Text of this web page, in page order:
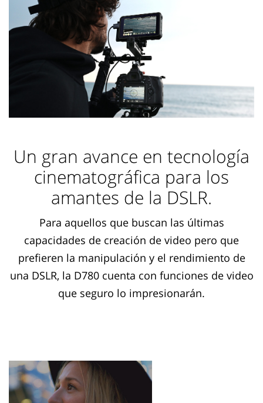
Un gran avance en tecnología
cinematográfica para los
amantes de la DSLR.
Para aquellos que buscan las últimas
capacidades de creación de video pero que
prefieren la manipulación y el rendimiento de
una DSLR, la D780 cuenta con funciones de video
que seguro lo impresionarán.